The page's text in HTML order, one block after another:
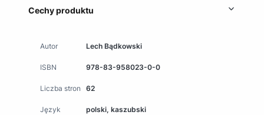
Cechy produktu
Autor Lech Bądkowski
ISBN 978-83-958023-0-0
Liczba stron 62
Język polski, kaszubski